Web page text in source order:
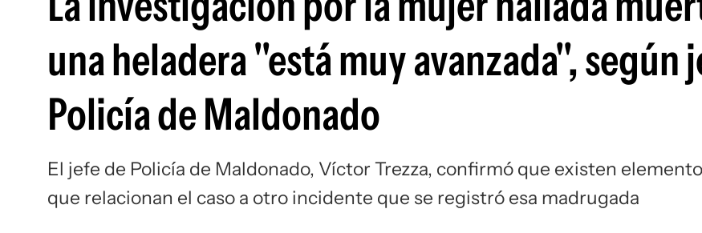
una heladera "está muy avanzada", según
Policía de Maldonado
El jefe de Policía de Maldonado, Víctor Trezza, confirmó que existen
que relacionan el caso a otro incidente que se registró esa madrugada